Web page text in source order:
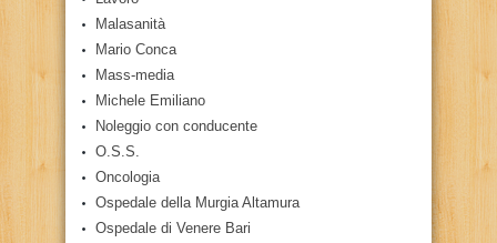
Malasanità
Mario Conca
Mass-media
Michele Emiliano
Noleggio con conducente
O.S.S.
Oncologia
Ospedale della Murgia Altamura
Ospedale di Venere Bari